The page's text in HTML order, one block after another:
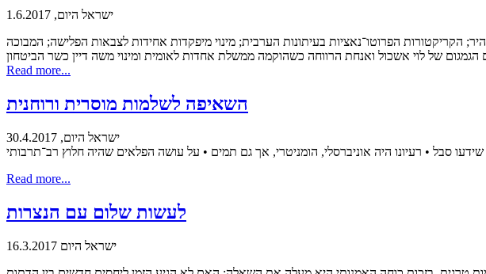
ישראל היום, 1.6.2017
הקריקטורות הפרוטו־נאציות בעיתונות הערבית; מינוי מיפקדות אחידות לצבאות הפלישה; המבוכה
Read more...
השאיפה לשלמות מוסרית ורוחנית
ישראל היום, 30.4.2017
סבל • רעיונו היה אוניברסלי, הומניטרי, אך גם תמים • על עושה הפלאים שהיה חלוץ רב־תרבותי
Read more...
לעשות שלום עם הנצרות
ישראל היום 16.3.2017